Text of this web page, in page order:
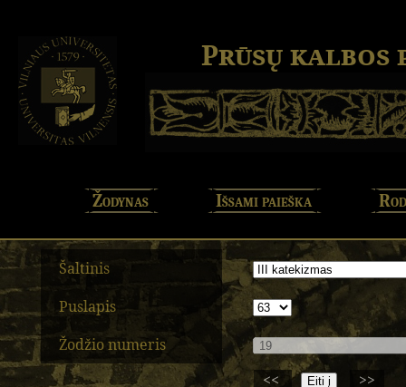
Prūsų kalbos
Žodynas Išsami paieška
Šaltinis
Puslapis
Žodžio numeris
<<
>>